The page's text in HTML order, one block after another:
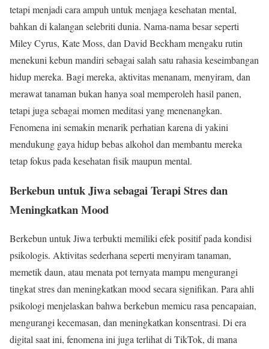
tetapi menjadi cara ampuh untuk menjaga kesehatan mental,
bahkan di kalangan selebriti dunia. Nama-nama besar seperti
Miley Cyrus, Kate Moss, dan David Beckham mengaku rutin
menekuni kebun mandiri sebagai salah satu rahasia keseimbangan
hidup mereka. Bagi mereka, aktivitas menanam, menyiram, dan
merawat tanaman bukan hanya soal memperoleh hasil panen,
tetapi juga sebagai momen meditasi yang menenangkan.
Fenomena ini semakin menarik perhatian karena di yakini
mendukung gaya hidup bebas alkohol dan membantu mereka
tetap fokus pada kesehatan fisik maupun mental.
Berkebun untuk Jiwa sebagai Terapi Stres dan
Meningkatkan Mood
Berkebun untuk Jiwa terbukti memiliki efek positif pada kondisi
psikologis. Aktivitas sederhana seperti menyiram tanaman,
memetik daun, atau menata pot ternyata mampu mengurangi
tingkat stres dan meningkatkan mood secara signifikan. Para ahli
psikologi menjelaskan bahwa berkebun memicu rasa pencapaian,
mengurangi kecemasan, dan meningkatkan konsentrasi. Di era
digital saat ini, fenomena ini juga terlihat di TikTok, di mana